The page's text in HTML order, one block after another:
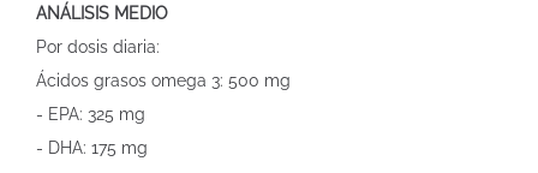
ANÁLISIS MEDIO
Por dosis diaria:
Ácidos grasos omega 3: 500 mg
- EPA: 325 mg
- DHA: 175 mg